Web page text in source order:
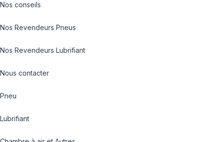
Nos conseils
Nos Revendeurs Pneus
Nos Revendeurs Lubrifiant
Nous contacter
Pneu
Lubrifiant